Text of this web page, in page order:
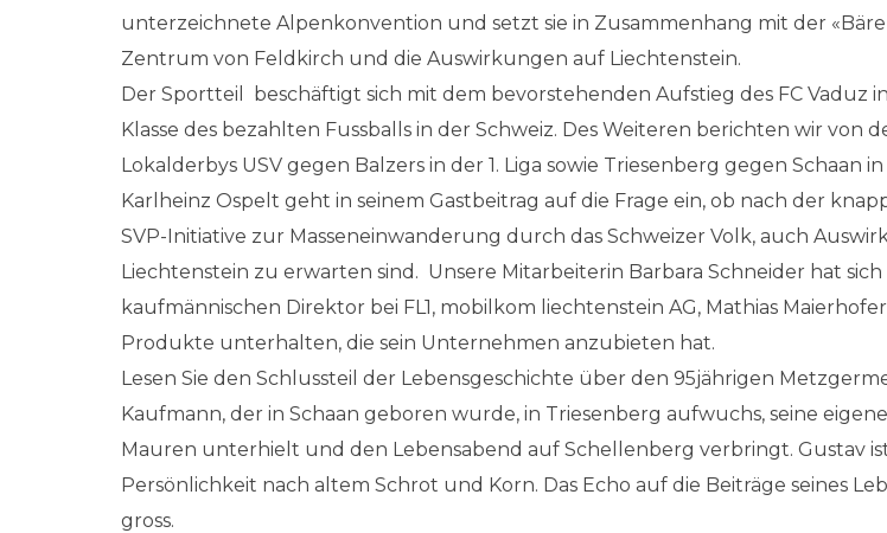
unterzeichnete Alpenkonvention und setzt sie in Zusammenhang mit der
Zentrum von Feldkirch und die Auswirkungen auf Liechtenstein.
Der Sportteil beschäftigt sich mit dem bevorstehenden Aufstieg des FC Vaduz
Klasse des bezahlten Fussballs in der Schweiz. Des Weiteren berichten wir von
Lokalderbys USV gegen Balzers in der 1. Liga sowie Triesenberg gegen Schaan in
Karlheinz Ospelt geht in seinem Gastbeitrag auf die Frage ein, ob nach der
SVP-Initiative zur Masseneinwanderung durch das Schweizer Volk, auch
Liechtenstein zu erwarten sind. Unsere Mitarbeiterin Barbara Schneider hat
kaufmännischen Direktor bei FL1, mobilkom liechtenstein AG, Mathias
Produkte unterhalten, die sein Unternehmen anzubieten hat.
Lesen Sie den Schlussteil der Lebensgeschichte über den 95jährigen
Kaufmann, der in Schaan geboren wurde, in Triesenberg aufwuchs, seine
Mauren unterhielt und den Lebensabend auf Schellenberg verbringt. Gustav
Persönlichkeit nach altem Schrot und Korn. Das Echo auf die Beiträge seines
gross.